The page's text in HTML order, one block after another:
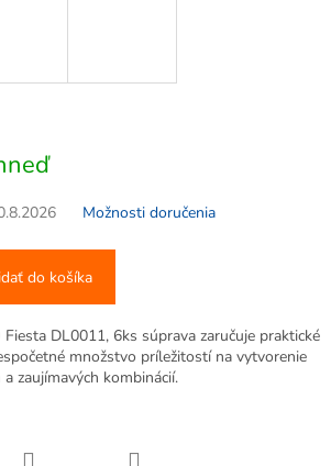
Možnosti doručenia
do košíka
DL0011, 6ks súprava zaručuje praktické
množstvo príležitostí na vytvorenie
zaujímavých kombinácií.